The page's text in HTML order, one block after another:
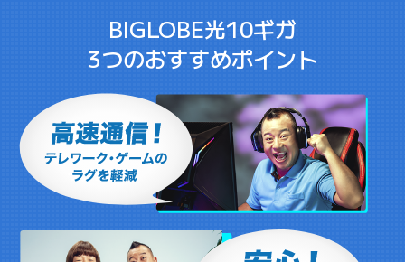
BIGLOBE光10ギガ
3つのおすすめポイント